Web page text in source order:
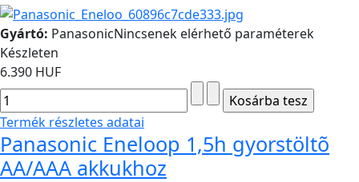
Gyártó: PanasonicNincsenek elérhető paraméterek
Készleten
6.390 HUF
Termék részletes adatai
Panasonic Eneloop 1,5h gyorstöltõ
AA/AAA akkukhoz